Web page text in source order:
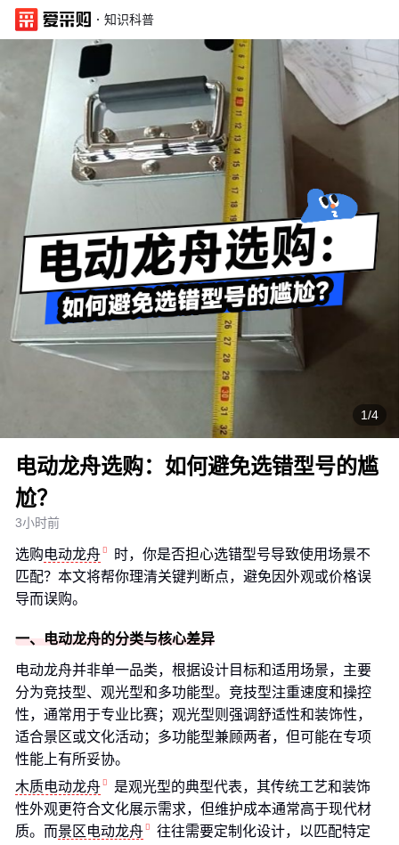
· 知识科普
1/4
电动龙舟选购：如何避免选错型号的尴
尬？
3小时前
选购电动龙舟
时，你是否担心选错型号导致使用场景不
匹配？本文将帮你理清关键判断点，避免因外观或价格误
导而误购。
一、电动龙舟的分类与核心差异
电动龙舟并非单一品类，根据设计目标和适用场景，主要
分为竞技型、观光型和多功能型。竞技型注重速度和操控
性，通常用于专业比赛；观光型则强调舒适性和装饰性，
适合景区或文化活动；多功能型兼顾两者，但可能在专项
性能上有所妥协。
木质电动龙舟
是观光型的典型代表，其传统工艺和装饰
性外观更符合文化展示需求，但维护成本通常高于现代材
质。而景区电动龙舟
往往需要定制化设计，以匹配特定